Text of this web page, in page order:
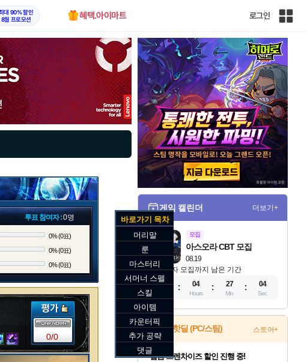
대 90% 할인
8월 프로모션
혜택.아이마트 로그인
인
전
이
트
맵
투표 참여자 :0명
0% (0표)
0% (0표)
0% (0표)
0/0
게임 캘린더 더보기+
모집
08.19
아스오라 CBT 모집
참가자 모집까지 남은 기간
10
04
Hours
27
Min
03
Sec
게임 핫딜 (PC/스팀) 스토어+
캡콤 프렌차이즈 할인 진행 중!
바로가기 목차
머리말
룬
마스터리
서머너 스펠
스킬
아이템
카운터픽
추가 공략
댓글